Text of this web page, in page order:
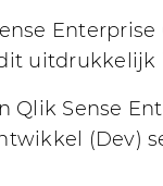
uitdrukkelijk
Qlik Sense
(Dev)